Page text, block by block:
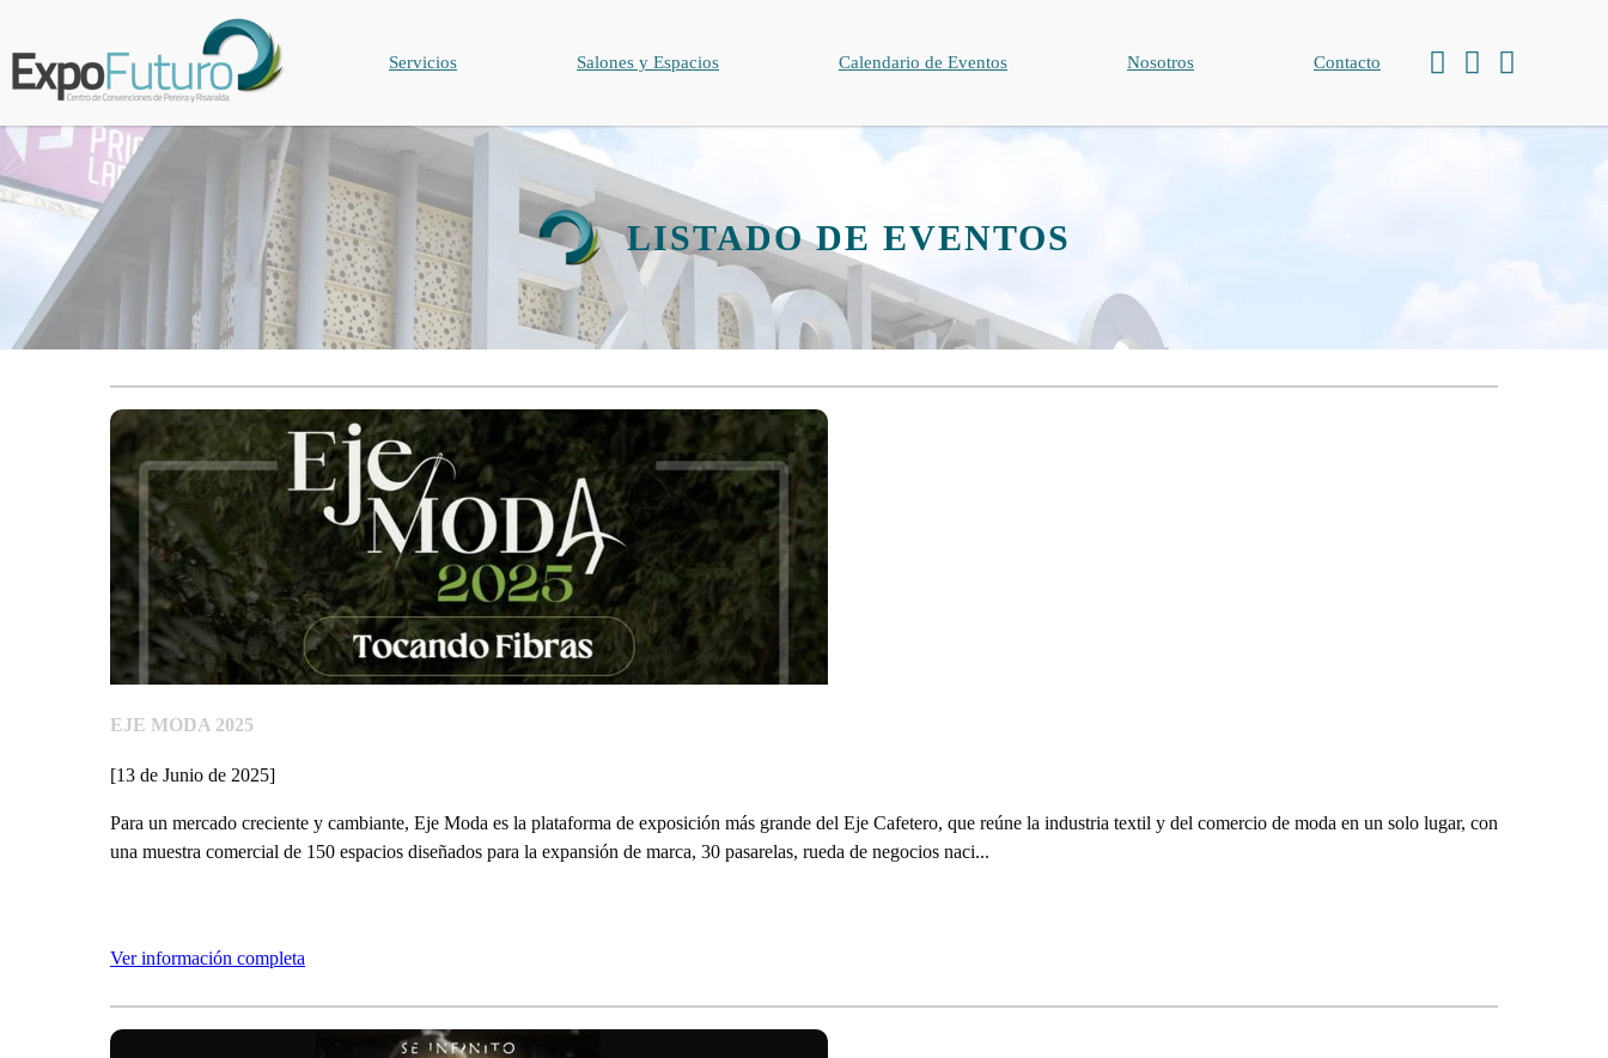
Servicios Salones y Espacios Calendario de Eventos Nosotros Contacto
LISTADO DE EVENTOS
EJE MODA 2025
[13 de Junio de 2025]
Para un mercado creciente y cambiante, Eje Moda es la plataforma de exposición más grande del Eje Cafetero, que reúne la industria textil y del comercio de moda en un solo lugar, con
una muestra comercial de 150 espacios diseñados para la expansión de marca, 30 pasarelas, rueda de negocios naci...
Ver información completa